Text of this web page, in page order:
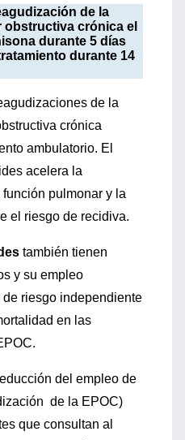
de la
crónica el
durante 5 días
durante 14
de la
crónica
ambulatorio. El
acelera la
pulmonar y la
el riesgo de recidiva.
también tienen
y su empleo
riesgo independiente
en las
del empleo de
de la EPOC)
que consultan al